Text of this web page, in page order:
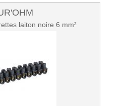
laiton noire 6 mm²